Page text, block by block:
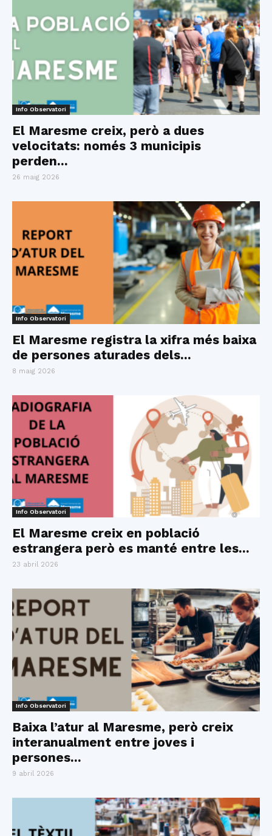
Info Observatori
El Maresme creix, però a dues
velocitats: només 3 municipis
perden...
26 maig 2026
Info Observatori
El Maresme registra la xifra més baixa
de persones aturades dels...
8 maig 2026
Info Observatori
El Maresme creix en població
estrangera però es manté entre les...
23 abril 2026
Info Observatori
Baixa l’atur al Maresme, però creix
interanualment entre joves i
persones...
9 abril 2026